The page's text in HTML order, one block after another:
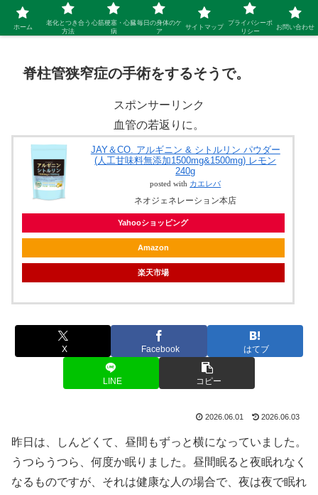
シニア 新しい人生を開拓するブログ
脊柱管狭窄症の手術をするそうで。
スポンサーリンク
血管の若返りに。
JAY＆CO. アルギニン & シトルリン パウダー
(人工甘味料無添加1500mg&1500mg) レモン
240g
posted with カエレバ
ネオジェネレーション本店
Yahooショッピング
Amazon
楽天市場
X Facebook はてブ
LINE コピー
2026.06.01 2026.06.03
昨日は、しんどくて、昼間もずっと横になっていました。
うつらうつら、何度か眠りました。昼間眠ると夜眠れなく
なるものですが、それは健康な人の場合で、夜は夜で眠れ
ホーム
老化とつき合う
方法
心筋梗塞・心臓
病
毎日の身体のケ
ア
サイトマップ
プライバシーポ
リシー
お問い合わせ